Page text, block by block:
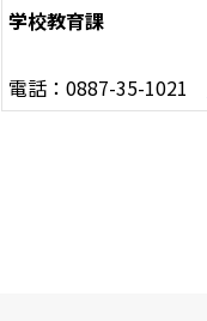
学校教育課
電話：0887-35-1021